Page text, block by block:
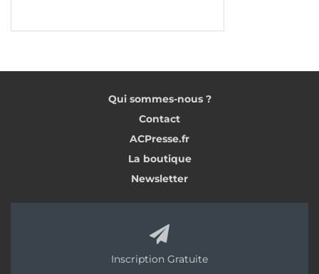
Qui sommes-nous ?
Contact
ACPresse.fr
La boutique
Newsletter
Inscription Gratuite